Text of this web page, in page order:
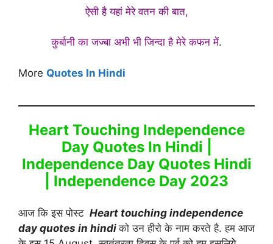
ऐसी है यहां मेरे वतन की बात,
कुर्बानी का जज्बा अभी भी जिन्दा है मेरे कफन में.
More Quotes In Hindi
Heart Touching Independence
Day Quotes In Hindi |
Independence Day Quotes Hindi
| Independence Day 2023
आज कि इस पोस्ट Heart touching independence
day quotes in hindi को उन हीरो के नाम करते है. हम आज